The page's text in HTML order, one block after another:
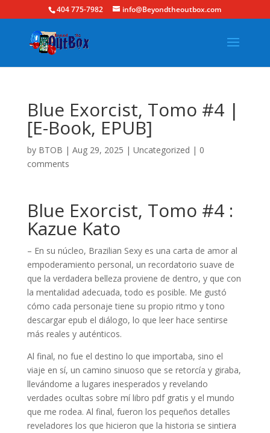
404 775-7982 info@Beyondtheoutbox.com
Blue Exorcist, Tomo #4 |
[E-Book, EPUB]
by BTOB | Aug 29, 2025 | Uncategorized | 0
comments
Blue Exorcist, Tomo #4 :
Kazue Kato
– En su núcleo, Brazilian Sexy es una carta de amor al
empoderamiento personal, un recordatorio suave de
que la verdadera belleza proviene de dentro, y que con
la mentalidad adecuada, todo es posible. Me gustó
cómo cada personaje tiene su propio ritmo y tono
descargar epub el diálogo, lo que leer hace sentirse
más reales y auténticos.
Al final, no fue el destino lo que importaba, sino el
viaje en sí, un camino sinuoso que se retorcía y giraba,
llevándome a lugares inesperados y revelando
verdades ocultas sobre mí libro pdf gratis y el mundo
que me rodea. Al final, fueron los pequeños detalles
reveladores los que hicieron que la historia se sintiera